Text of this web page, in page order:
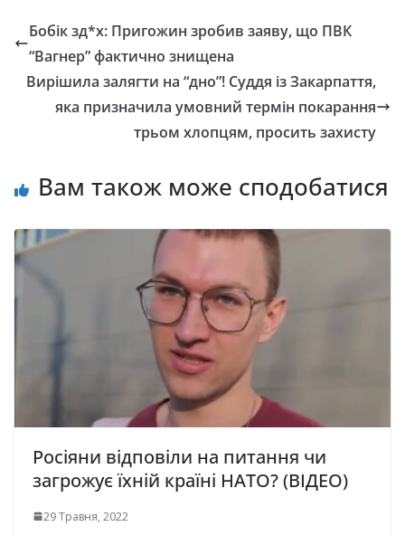
Бобік зд*х: Пригожин зробив заяву, що ПВК
“Вагнер” фактично знищена
Вирішила залягти на “дно”! Суддя із Закарпаття,
яка призначила умовний термін покарання
трьом хлопцям, просить захисту
Вам також може сподобатися
Росіяни відповіли на питання чи
загрожує їхній країні НАТО? (ВІДЕО)
29 Травня, 2022